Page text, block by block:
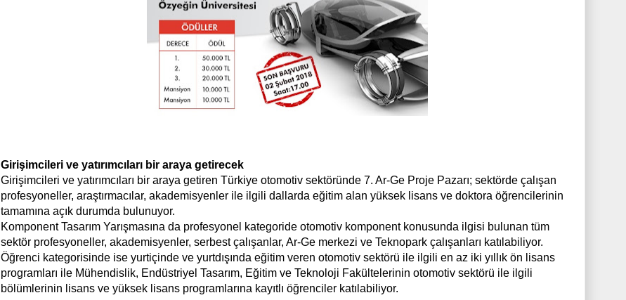
Girişimcileri ve yatırımcıları bir araya getirecek
Girişimcileri ve yatırımcıları bir araya getiren Türkiye otomotiv sektöründe 7. Ar-Ge Proje Pazarı; sektörde çalışan
profesyoneller, araştırmacılar, akademisyenler ile ilgili dallarda eğitim alan yüksek lisans ve doktora öğrencilerinin
tamamına açık durumda bulunuyor.
Komponent Tasarım Yarışmasına da profesyonel kategoride otomotiv komponent konusunda ilgisi bulunan tüm
sektör profesyoneller, akademisyenler, serbest çalışanlar, Ar-Ge merkezi ve Teknopark çalışanları katılabiliyor.
Öğrenci kategorisinde ise yurtiçinde ve yurtdışında eğitim veren otomotiv sektörü ile ilgili en az iki yıllık ön lisans
programları ile Mühendislik, Endüstriyel Tasarım, Eğitim ve Teknoloji Fakültelerinin otomotiv sektörü ile ilgili
bölümlerinin lisans ve yüksek lisans programlarına kayıtlı öğrenciler katılabiliyor.